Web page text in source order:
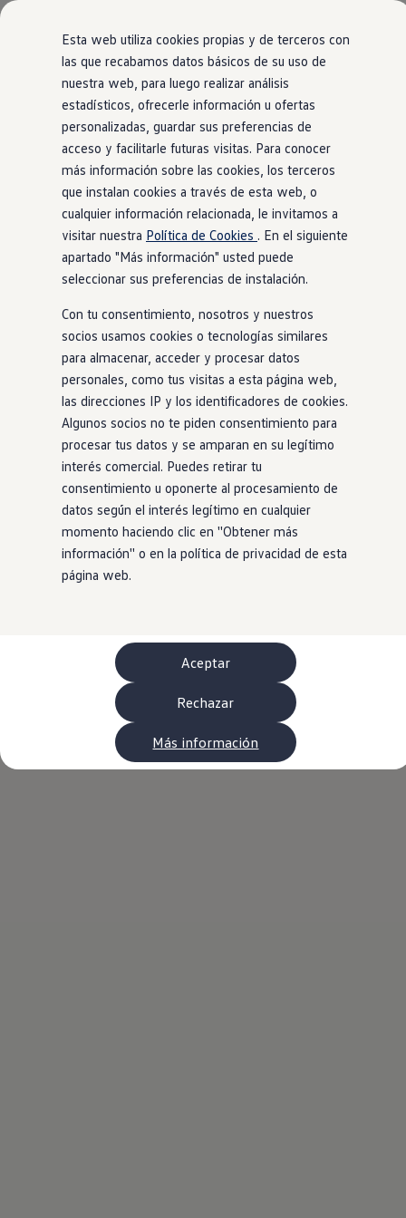
Esta web utiliza cookies propias y de terceros con
las que recabamos datos básicos de su uso de
nuestra web, para luego realizar análisis
estadísticos, ofrecerle información u ofertas
personalizadas, guardar sus preferencias de
acceso y facilitarle futuras visitas. Para conocer
más información sobre las cookies, los terceros
que instalan cookies a través de esta web, o
cualquier información relacionada, le invitamos a
visitar nuestra Política de Cookies . En el siguiente
apartado "Más información" usted puede
seleccionar sus preferencias de instalación.
Con tu consentimiento, nosotros y nuestros
socios usamos cookies o tecnologías similares
para almacenar, acceder y procesar datos
personales, como tus visitas a esta página web,
las direcciones IP y los identificadores de cookies.
Algunos socios no te piden consentimiento para
procesar tus datos y se amparan en su legítimo
interés comercial. Puedes retirar tu
consentimiento u oponerte al procesamiento de
datos según el interés legítimo en cualquier
momento haciendo clic en ''Obtener más
información'' o en la política de privacidad de esta
página web.
Aceptar
Rechazar
Más información
Ir
directamente
al contenido
Ir
directamente
al pie de
página
Nueva Caddy
Nueva Caddy Cargo
Nueva Caddy California
Nueva California
Configura tu Volkswagen
Volkswagen de Ocasión
Ofertas y promociones
Vehículos de ocasión
Renueva tu Volkswagen
Financiación Volkswagen
Concursos Volkswagen Comerciales
Movilidad Eléctrica
Vehículos eléctricos disponibles
Vehículos híbridos enchufables
Clientes
Actualiza tu vehículo gratis
Accessorios
Información útil
Viajar en coche
WLTP
Guía de mantenimiento
Servicio de mantenimiento Volkswagen
Neumáticos
Garantía Volkswagen
Piezas
Aceite y líquidos
Customized-Solution portal
myVolkswagen
Cita taller
Conectividad
California App
Volkswagen Connect Shop
Mundo Camper
Volkswagen California
Volkswagen Grand California
Mundo Volkswagen
Sala de Prensa
Historia Volkswagen Canarias
Digital Showroom
Club Fidelización
Alquiler de furgonetas Xtravans
Blog
Vista general Acabados Motor Exterior
Transporter furgón
versiones
Furgón Batalla Corta
Diésel
Manual Automatic
Ver más